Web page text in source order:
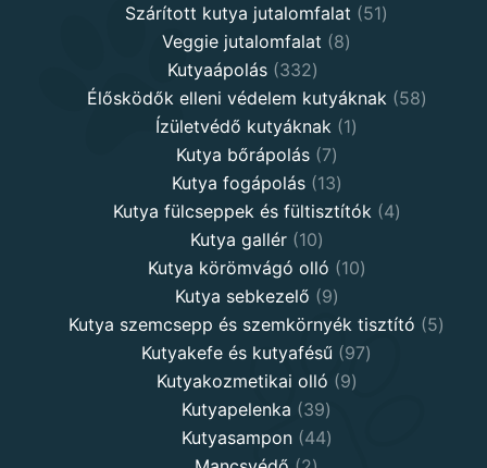
products
Szárított kutya jutalomfalat 5151
Veggie jutalomfalat 88
Kutyaápolás 332332
products
Élősködők elleni védelem kutyáknak 5858
Ízületvédő kutyáknak 11
Kutya bőrápolás 77
products
Kutya fogápolás 1313
products
Kutya fülcseppek és fültisztítók 44
Kutya gallér 1010
products
Kutya körömvágó olló 1010
Kutya sebkezelő 99
products
Kutya szemcsepp és szemkörnyék tisztító 55
Kutyakefe és kutyafésű 9797
Kutyakozmetikai olló 99
Kutyapelenka 3939
products
Kutyasampon 4444